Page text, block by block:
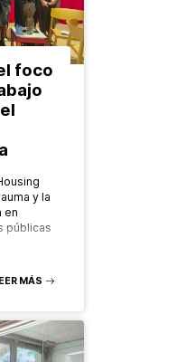
foco
y la
en
públicas
MÁS